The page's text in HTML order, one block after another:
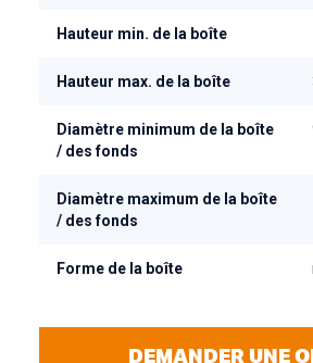
Hauteur min. de la boîte
Hauteur max. de la boîte
Diamètre minimum de la boîte
/ des fonds
Diamètre maximum de la boîte
/ des fonds
Forme de la boîte
DEMANDER UNE